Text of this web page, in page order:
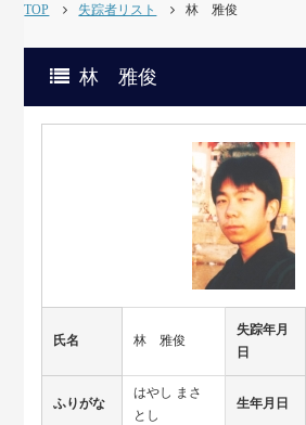
TOP 失踪者リスト 林 雅俊
林 雅俊
氏名 林 雅俊
失踪年月
日
ふりがな
はやし まさ
とし
生年月日